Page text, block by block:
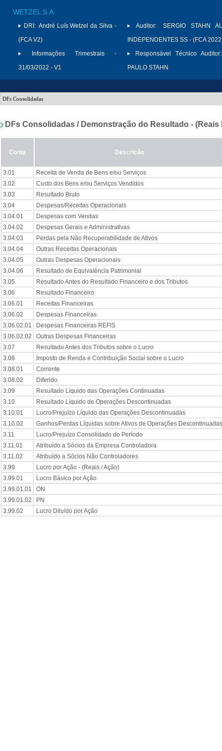
WETZEL S.A.
DRI: André Luís Wetzel da Silva -
(FCA V2)
Informações Trimestrais -
31/03/2022 - V1
Auditor:
SERGIO STAHN
INDEPENDENTES SS - (FCA
Responsável Técnico Auditor:
PAULO STAHN